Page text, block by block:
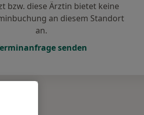
bzw. diese Ärztin bietet keine
an diesem Standort
an.
senden